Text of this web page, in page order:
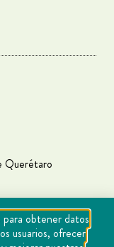
Querétaro
obtener datos
usuarios, ofrecer